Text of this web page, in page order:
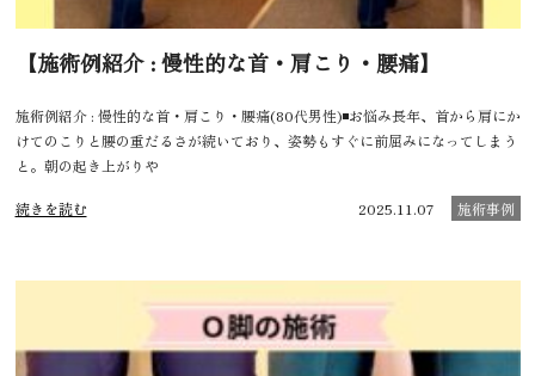
【施術例紹介 : 慢性的な首・肩こり・腰痛】
施術例紹介 : 慢性的な首・肩こり・腰痛(80代男性)◾️お悩み長年、首から肩にか
けてのこりと腰の重だるさが続いており、姿勢もすぐに前屈みになってしまう
と。朝の起き上がりや
続きを読む 2025.11.07 施術事例